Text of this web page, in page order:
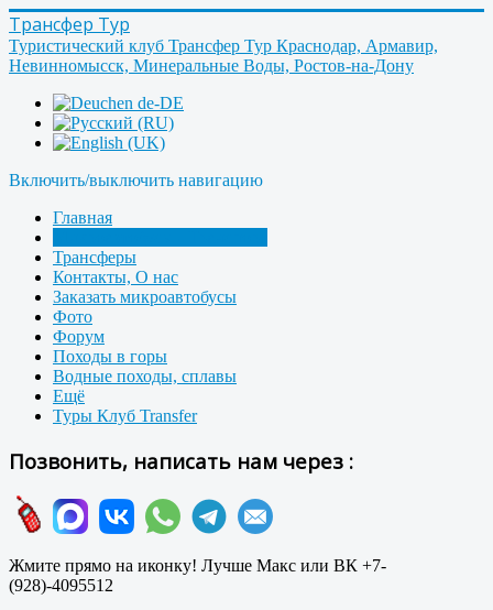
Трансфер Тур
Туристический клуб Трансфер Тур Краснодар, Армавир,
Невинномысск, Минеральные Воды, Ростов-на-Дону
Включить/выключить навигацию
Главная
Трансферы
Контакты, О нас
Заказать микроавтобусы
Фото
Форум
Походы в горы
Водные походы, сплавы
Ещё
Туры Клуб Transfer
Позвонить, написать нам через :
Жмите прямо на иконку! Лучше Макс или ВК +7-
(928)-4095512